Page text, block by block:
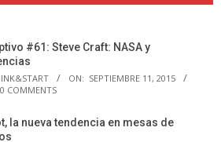
#61: Steve Craft: NASA y
ON: SEPTIEMBRE 11, 2015
0 COMMENTS
la nueva tendencia en mesas de